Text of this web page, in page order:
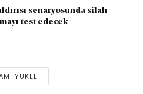
senaryosunda silah
test edecek
YÜKLE